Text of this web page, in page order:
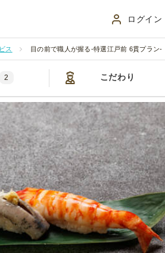
ログイン
ス 目の前で職人が握る‐特選江戸前 6貫プラン‐
2 こだわり